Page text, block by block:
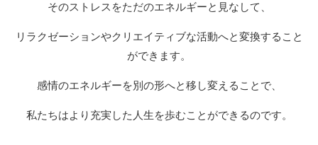
そのストレスをただのエネルギーと見なして、
リラクゼーションやクリエイティブな活動へと変換すること
ができます。
感情のエネルギーを別の形へと移し変えることで、
私たちはより充実した人生を歩むことができるのです。